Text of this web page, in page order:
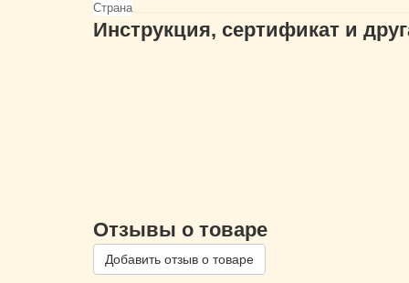
Страна
Инструкция, сертификат и
Отзывы о товаре
Добавить отзыв о товаре